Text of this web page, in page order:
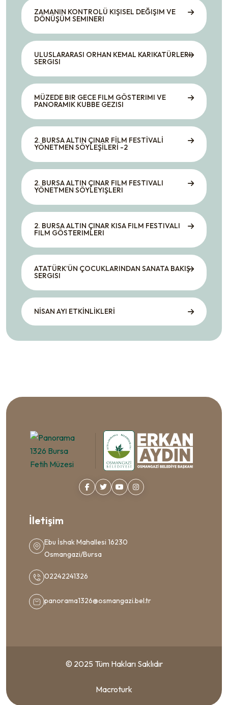
ZAMANIN KONTROLÜ KIŞISEL DEĞIŞIM VE
DÖNÜŞÜM SEMINERI
ULUSLARARASI ORHAN KEMAL KARIKATÜRLERI
SERGISI
MÜZEDE BIR GECE FILM GÖSTERIMI VE
PANORAMIK KUBBE GEZISI
2. BURSA ALTIN ÇINAR FİLM FESTİVALİ
YÖNETMEN SÖYLEŞİLERİ -2
2. BURSA ALTIN ÇINAR FILM FESTIVALI
YÖNETMEN SÖYLEYIŞLERI
2. BURSA ALTIN ÇINAR KISA FILM FESTIVALI
FILM GÖSTERIMLERI
ATATÜRK’ÜN ÇOCUKLARINDAN SANATA BAKIŞ
SERGISI
NİSAN AYI ETKİNLİKLERİ
İletişim
Ebu İshak Mahallesi 16230
Osmangazi/Bursa
02242241326
panorama1326@osmangazi.bel.tr
© 2025 Tüm Hakları Saklıdır
Macroturk